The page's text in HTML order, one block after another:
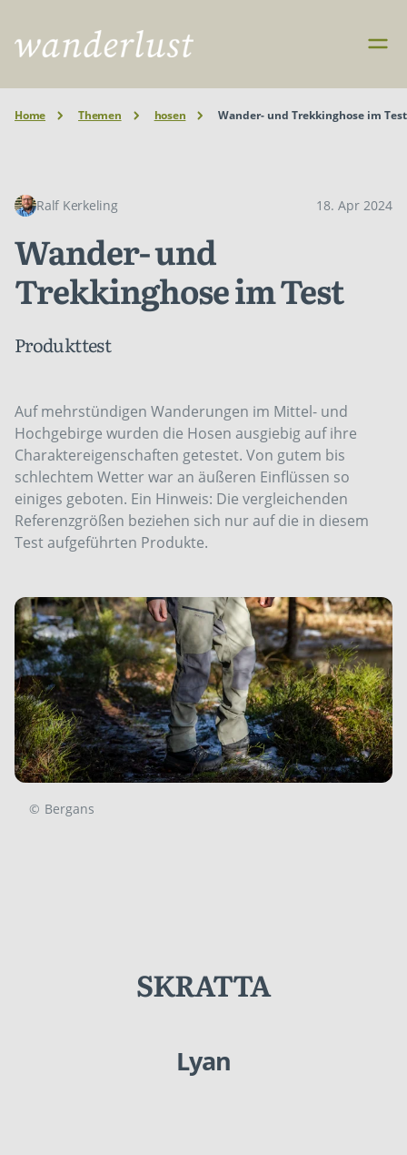
Home Themen hosen Wander- und Trekkinghose im Test
Ralf Kerkeling 18. Apr 2024
Wander- und
Trekkinghose im Test
Produkttest
Auf mehrstündigen Wanderungen im Mittel- und
Hochgebirge wurden die Hosen ausgiebig auf ihre
Charaktereigenschaften getestet. Von gutem bis
schlechtem Wetter war an äußeren Einflüssen so
einiges geboten. Ein Hinweis: Die vergleichenden
Referenzgrößen beziehen sich nur auf die in diesem
Test aufgeführten Produkte.
© Bergans
SKRATTA
Lyan